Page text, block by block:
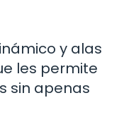
y alas
les permite
sin apenas